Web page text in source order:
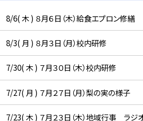
8/6( 木 ) ８月６日（木）給食エプロン修繕
8/3( 月 ) ８月３日（月）校内研修
7/30( 木 ) ７月３０日（木）校内研修
7/27( 月 ) ７月２７日（月）梨の実の様子
7/23( 木 ) ７月２３日（木）地域行事 ラジ